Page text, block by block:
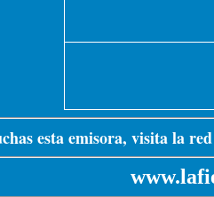
esta emisora, visita la